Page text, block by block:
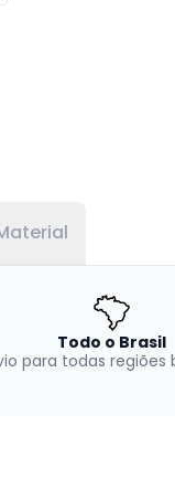
Todo o Brasil
para todas regiões